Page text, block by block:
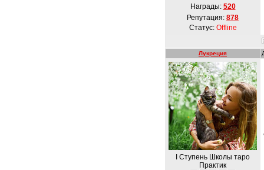
Награды: 520
Репутация: 878
Статус: Offline
Лукреция
I Ступень Школы таро
Практик